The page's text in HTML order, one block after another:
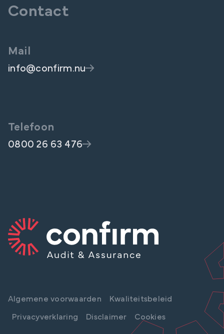
FACEBOOK
Contact
Mail
info@confirm.nu
Telefoon
0800 26 63 476
Algemene voorwaarden Kwaliteitsbeleid
Privacyverklaring Disclaimer Cookies